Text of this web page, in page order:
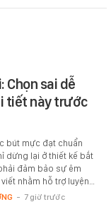
Chọn sai dễ
tiết này trước
bút mực đạt chuẩn
dừng lại ở thiết kế bắt
đảm bảo sự êm
nhằm hỗ trợ luyện…
- 7 giờ trước